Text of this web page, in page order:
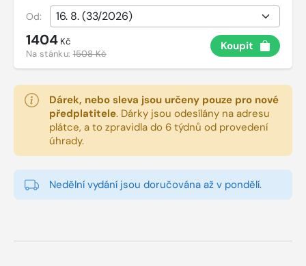
Od:
1404 Kč
Na stánku:1508 Kč
Koupit
Dárek, nebo sleva jsou určeny pouze pro nové
předplatitele. Dárky jsou odesílány na adresu
plátce, a to zpravidla do 6 týdnů od provedení
úhrady.
Nedělní vydání jsou doručována až v pondělí.